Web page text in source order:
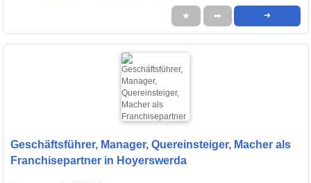
★ ➦ ➜
Geschäftsführer, Manager, Quereinsteiger, Macher als
Franchisepartner in Hoyerswerda